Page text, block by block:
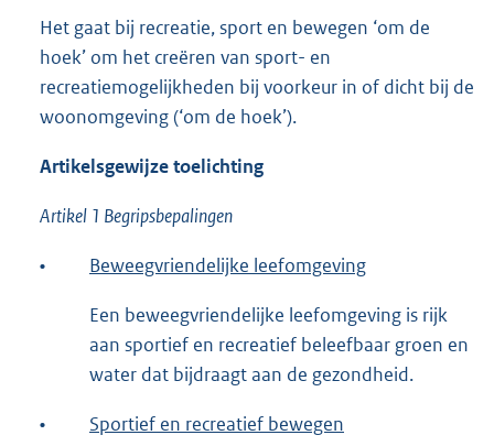
Het gaat bij recreatie, sport en bewegen ‘om de
hoek’ om het creëren van sport- en
recreatiemogelijkheden bij voorkeur in of dicht bij de
woonomgeving (‘om de hoek’).
Artikelsgewijze toelichting
Artikel 1 Begripsbepalingen
• Beweegvriendelijke leefomgeving
Een beweegvriendelijke leefomgeving is rijk
aan sportief en recreatief beleefbaar groen en
water dat bijdraagt aan de gezondheid.
• Sportief en recreatief bewegen